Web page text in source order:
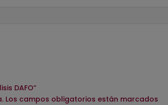
DAFO”
Los campos obligatorios están marcados